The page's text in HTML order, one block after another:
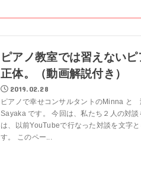
ピアノ教室では習えない
正体。（動画解説付き）
2019.02.28
ピアノで幸せコンサルタントのMinna
Sayaka です。 今回は、私たち２人の対
は、以前YouTubeで行なった対談を文字
す。 このペー...